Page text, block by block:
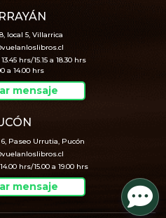
local 5, Villarrica
hrs/15.15 a 18.30 hrs
a 14.00 hrs
mensaje
Paseo Urrutia, Pucón
hrs/15.00 a 19.00 hrs
mensaje